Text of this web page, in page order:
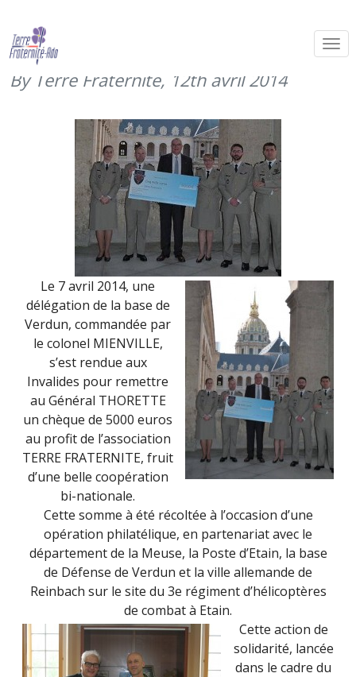
La BdD de Verdun soutient Terre
Fraternité
By Terre Fraternité, 12th avril 2014
Le 7 avril 2014, une
délégation de la base de
Verdun, commandée par
le colonel MIENVILLE,
s’est rendue aux
Invalides pour remettre
au Général THORETTE
un chèque de 5000 euros
au profit de l’association
TERRE FRATERNITE, fruit
d’une belle coopération
bi-nationale.
Cette somme à été récoltée à l’occasion d’une
opération philatélique, en partenariat avec le
département de la Meuse, la Poste d’Etain, la base
de Défense de Verdun et la ville allemande de
Reinbach sur le site du 3e régiment d’hélicoptères
de combat à Etain.
Cette action de
solidarité, lancée
dans le cadre du